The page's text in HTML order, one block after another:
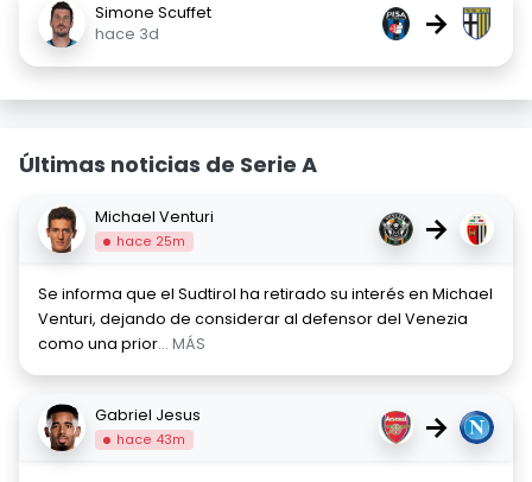
Simone Scuffet
hace 3d
→
Últimas noticias de Serie A
Michael Venturi
hace 25m →
Se informa que el Sudtirol ha retirado su interés en Michael
Venturi, dejando de considerar al defensor del Venezia
como una prior... MÁS
Gabriel Jesus
hace 43m →